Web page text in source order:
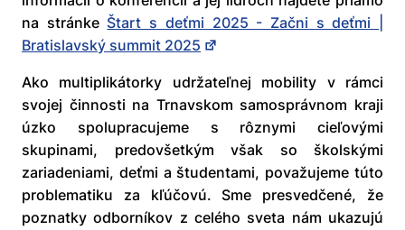
na stránke Štart s deťmi 2025 - Začni s deťmi |
Bratislavský summit 2025
Ako multiplikátorky udržateľnej mobility v rámci
svojej činnosti na Trnavskom samosprávnom kraji
úzko spolupracujeme s rôznymi cieľovými
skupinami, predovšetkým však so školskými
zariadeniami, deťmi a študentami, považujeme túto
problematiku za kľúčovú. Sme presvedčené, že
poznatky odborníkov z celého sveta nám ukazujú